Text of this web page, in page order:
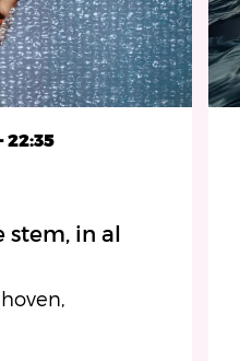
22:35
stem, in al